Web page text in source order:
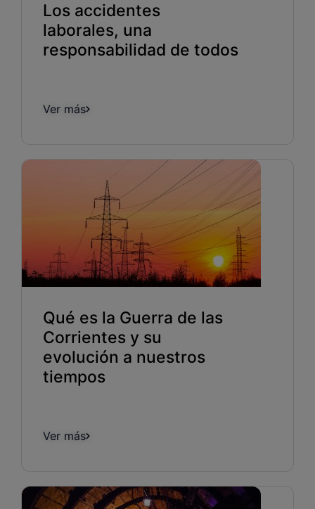
Los accidentes
laborales, una
responsabilidad de todos
Ver más
Qué es la Guerra de las
Corrientes y su
evolución a nuestros
tiempos
Ver más